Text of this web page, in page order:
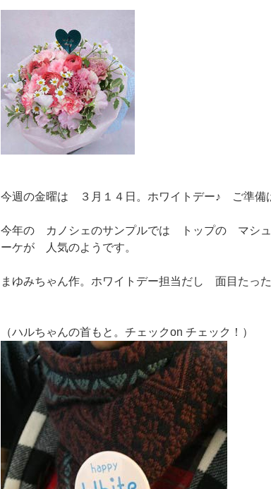
今週の金曜は ３月１４日。ホワイトデー♪ ご準備
今年の カノシェのサンプルでは トップの マシュ
ーケが 人気のようです。
まゆみちゃん作。ホワイトデー担当だし 面目たった
（ハルちゃんの首もと。チェックon チェック！）